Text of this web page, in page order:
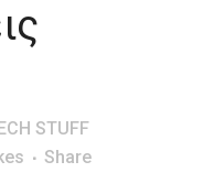
STUFF
Share